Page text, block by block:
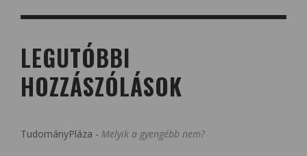
LEGUTÓBBI
HOZZÁSZÓLÁSOK
TudományPláza - Melyik a gyengébb nem?